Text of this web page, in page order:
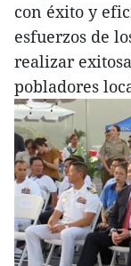
con éxito y
esfuerzos de
realizar
pobladores